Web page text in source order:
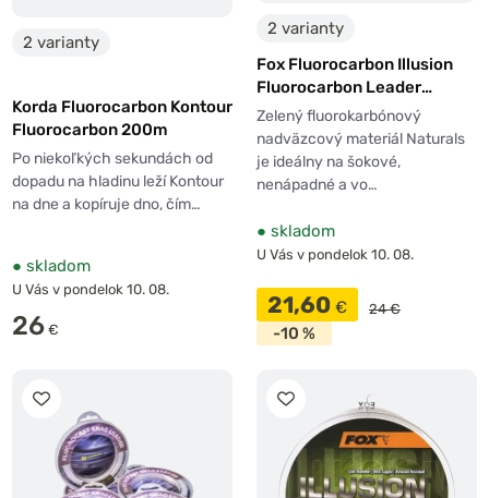
2 varianty
Korda Fluorocarbon Kontour
Fluorocarbon 200m
Po niekoľkých sekundách od
dopadu na hladinu leží Kontour
na dne a kopíruje dno, čím…
● skladom
U Vás v pondelok 10. 08.
26 €
2 varianty
Fox Fluorocarbon Illusion
Fluorocarbon Leader
Naturals Zelený 50m
Zelený fluorokarbónový
nadväzcový materiál Naturals
je ideálny na šokové,
nenápadné a vo…
● skladom
U Vás v pondelok 10. 08.
21,60 € 24 €
-10 %